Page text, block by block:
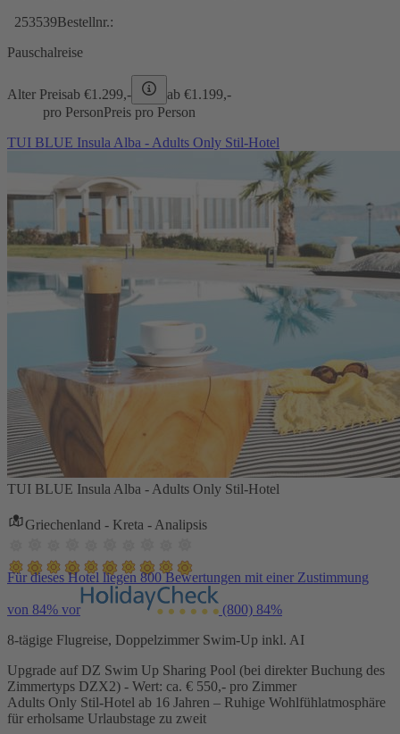
253539Bestellnr.:
Pauschalreise
Alter Preisab €1.299,- ab €1.199,-
pro PersonPreis pro Person
TUI BLUE Insula Alba - Adults Only Stil-Hotel
TUI BLUE Insula Alba - Adults Only Stil-Hotel
Griechenland - Kreta - Analipsis
Für dieses Hotel liegen 800 Bewertungen mit einer Zustimmung
von 84% vor (800) 84%
8-tägige Flugreise, Doppelzimmer Swim-Up inkl. AI
Upgrade auf DZ Swim Up Sharing Pool (bei direkter Buchung des
Zimmertyps DZX2) - Wert: ca. € 550,- pro Zimmer
Adults Only Stil-Hotel ab 16 Jahren – Ruhige Wohlfühlatmosphäre
für erholsame Urlaubstage zu zweit